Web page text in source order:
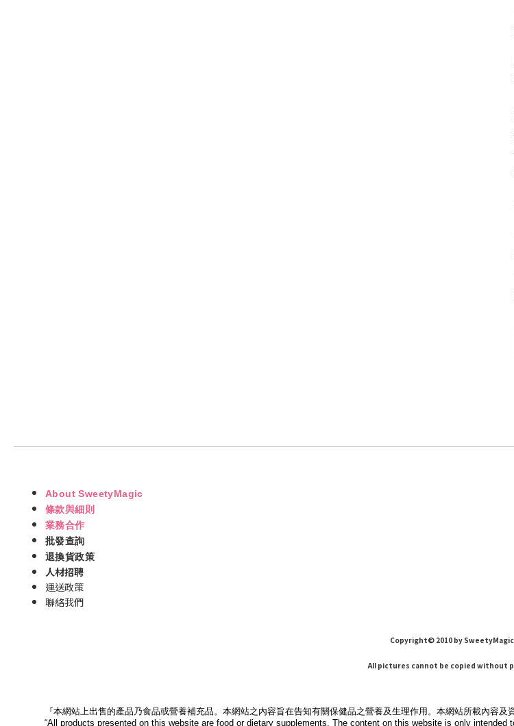
About SweetyMagic
條款與細則
業務合作
批發查詢
退換貨政策
人材招聘
運送政策
聯絡我們
Copyright© 2010 by SweetyMagic
All pictures cannot be copied without
『本網站上出售的產品乃食品或營養補充品。本網站之內容旨在告知有關保健品之營養及生理作用。本網站所載內容
“All products presented on this website are food or dietary supplements. The content on this website is only